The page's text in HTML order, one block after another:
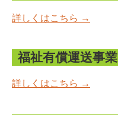
詳しくはこちら →
福祉有償運送事業
詳しくはこちら →